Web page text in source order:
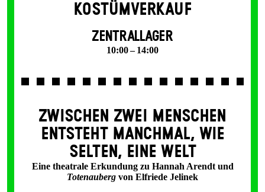
KOSTÜMVERKAUF
ZENTRALLAGER
10:00 – 14:00
ZWISCHEN ZWEI MENSCHEN
ENT­STEHT MANCH­MAL, WIE
SELTEN, EINE WELT
Eine theatrale Erkundung zu Hannah Arendt und
Totenauberg von Elfriede Jelinek